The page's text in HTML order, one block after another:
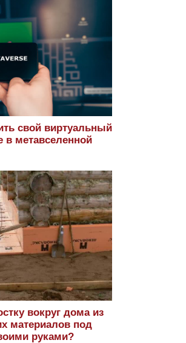
свой виртуальный
в метавселенной
вокруг дома из
материалов под
руками?